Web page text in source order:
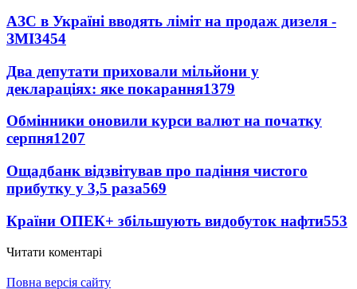
АЗС в Україні вводять ліміт на продаж дизеля -
ЗМІ3454
Два депутати приховали мільйони у
деклараціях: яке покарання1379
Обмінники оновили курси валют на початку
серпня1207
Ощадбанк відзвітував про падіння чистого
прибутку у 3,5 раза569
Країни ОПЕК+ збільшують видобуток нафти553
Читати коментарі
Повна версія сайту